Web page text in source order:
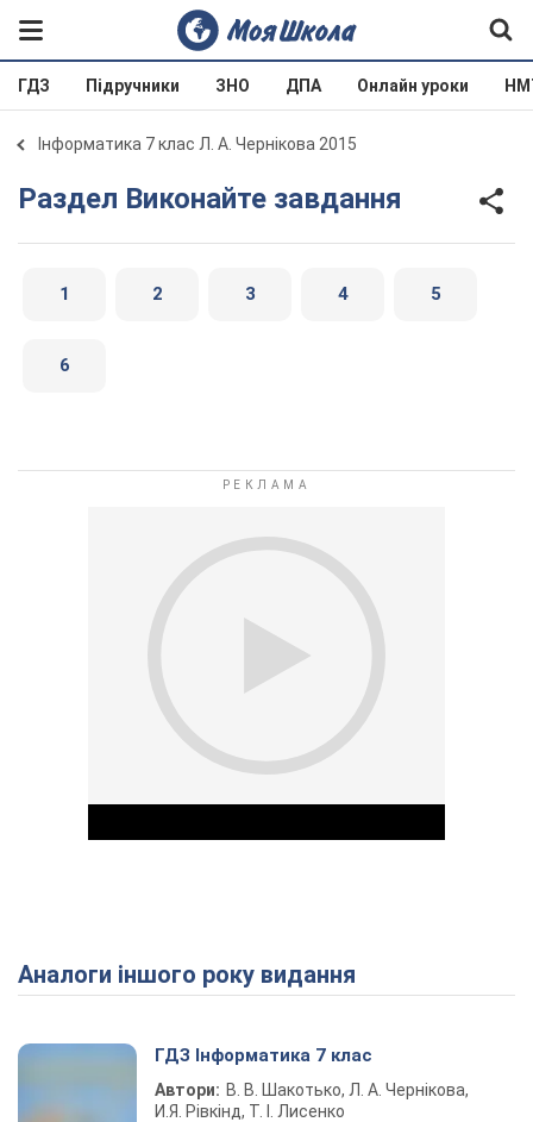
ГДЗ Підручники ЗНО ДПА Онлайн уроки
Інформатика 7 клас Л. А. Чернікова 2015
Раздел Виконайте завдання
1 2 3 4 5
6
Play Video
Аналоги іншого року видання
ГДЗ Інформатика 7 клас
Автори: В. В. Шакотько, Л. А. Чернікова,
И.Я. Рівкінд, Т. І. Лисенко